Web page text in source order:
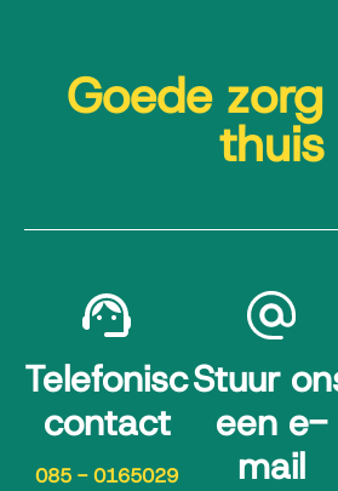
Goede
thuis
Telefonisch
contact
085 - 0165029
Stuur
een e-
mail